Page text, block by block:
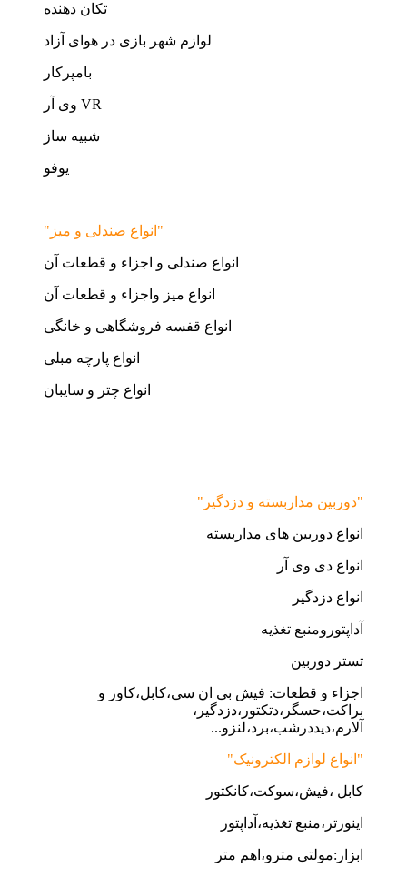
تکان دهنده
لوازم شهر بازی در هوای آزاد
بامپرکار
وی آر VR
شبیه ساز
یوفو
"انواع صندلی و میز"
انواع صندلی و اجزاء و قطعات آن
انواع میز واجزاء و قطعات آن
انواع قفسه فروشگاهی و خانگی
انواع پارچه مبلی
انواع چتر و سایبان
"دوربین مداربسته و دزدگیر"
انواع دوربین های مداربسته
انواع دی وی آر
انواع دزدگیر
آداپتورومنبع تغذیه
تستر دوربین
اجزاء و قطعات: فیش بی ان سی،کابل،کاور و
براکت،حسگر،دتکتور،دزدگیر،
آلارم،دیددرشب،برد،لنزو...
"انواع لوازم الکترونیک"
کابل ،فیش،سوکت،کانکتور
اینورتر،منبع تغذیه،آداپتور
ابزار:مولتی مترو،اهم متر